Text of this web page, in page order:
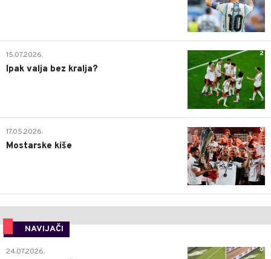
2
15.07.2026.
Ipak valja bez kralja?
0
17.05.2026.
Mostarske kiše
NAVIJAČI
0
24.07.2026.